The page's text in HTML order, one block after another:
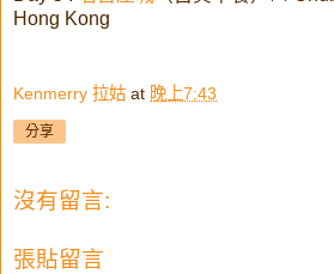
Hong Kong
Kenmerry 拉姑 at 晚上7:43
分享
沒有留言:
張貼留言